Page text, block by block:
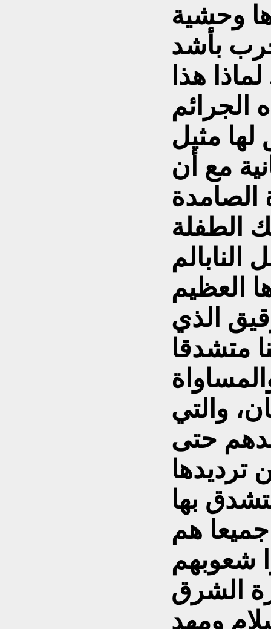
وحشية
بأشد
هذا
مثيل
مع أن
الطفلة
العظيم
الذي
متشدقا
والتي
حتى
ترديدها
هم
شعوبهم
الشرق
ومهد